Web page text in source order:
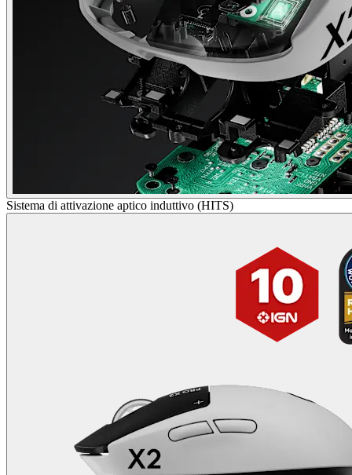
Sistema di attivazione aptico induttivo (HITS)